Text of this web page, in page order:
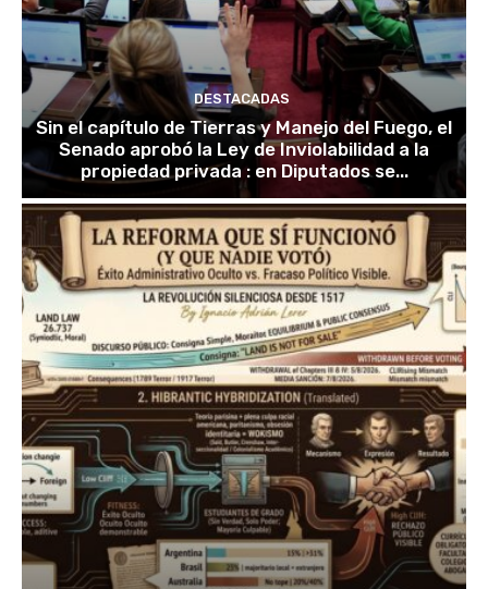
DESTACADAS
Sin el capítulo de Tierras y Manejo del Fuego, el
Senado aprobó la Ley de Inviolabilidad a la
propiedad privada : en Diputados se...